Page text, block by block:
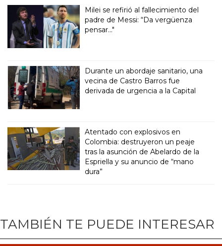
Milei se refirió al fallecimiento del
padre de Messi: “Da vergüenza
pensar..."
Durante un abordaje sanitario, una
vecina de Castro Barros fue
derivada de urgencia a la Capital
Atentado con explosivos en
Colombia: destruyeron un peaje
tras la asunción de Abelardo de la
Espriella y su anuncio de “mano
dura”
TAMBIÉN TE PUEDE INTERESAR